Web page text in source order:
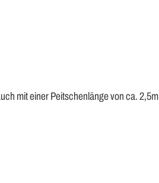
mit einer Peitschenlänge von ca. 2,5m